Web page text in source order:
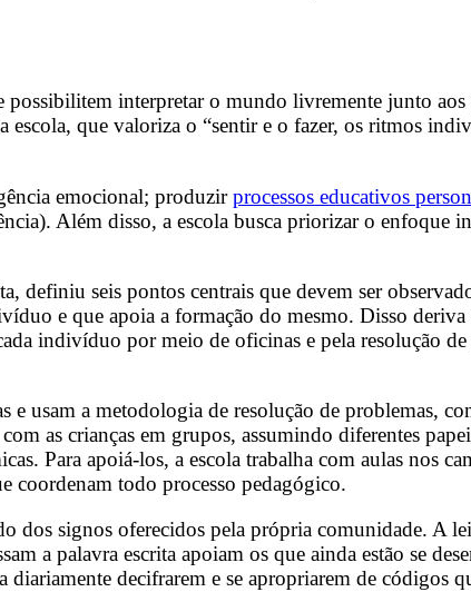
interpretar o mundo livremente junto aos
que valoriza o “sentir e o fazer, os ritmos
emocional; produzirprocessos educativos
Além disso, a escola busca priorizar o enfoque
definiu seis pontos centrais que devem ser
e que apoia a formação do mesmo. Disso
indivíduo por meio de oficinas e pela resolução
usam a metodologia de resolução de problemas,
as crianças em grupos, assumindo diferentes
Para apoiá-los, a escola trabalha com aulas nos
coordenam todo processo pedagógico.
dos signos oferecidos pela própria comunidade. A
a palavra escrita apoiam os que ainda estão se
decifrarem e se apropriarem de códigos